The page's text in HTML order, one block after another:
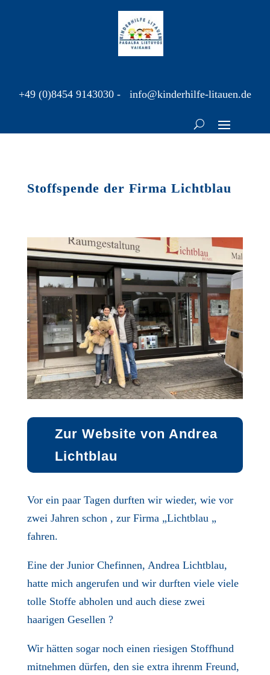
+49 (0)8454 9143030 - info@kinderhilfe-litauen.de
Stoffspende der Firma Lichtblau
Zur Website von Andrea
Lichtblau
Vor ein paar Tagen durften wir wieder, wie vor
zwei Jahren schon , zur Firma „Lichtblau „
fahren.
Eine der Junior Chefinnen, Andrea Lichtblau,
hatte mich angerufen und wir durften viele viele
tolle Stoffe abholen und auch diese zwei
haarigen Gesellen ?
Wir hätten sogar noch einen riesigen Stoffhund
mitnehmen dürfen, den sie extra ihrenm Freund,